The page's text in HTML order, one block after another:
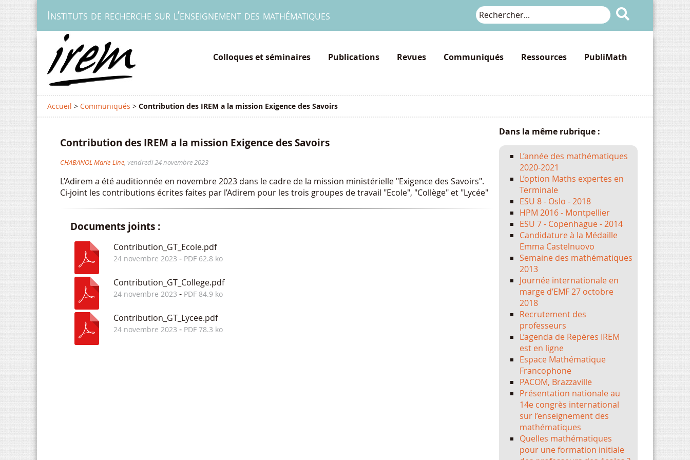
Instituts de recherche sur l’enseignement des mathématiques 
Colloques et séminaires Publications Revues Communiqués Ressources PubliMath
Accueil > Communiqués > Contribution des IREM a la mission Exigence des Savoirs
Contribution des IREM a la mission Exigence des Savoirs
CHABANOL Marie-Line, vendredi 24 novembre 2023
L’Adirem a été auditionnée en novembre 2023 dans le cadre de la mission ministérielle "Exigence des Savoirs".
Ci-joint les contributions écrites faites par l’Adirem pour les trois groupes de travail "Ecole", "Collège" et "Lycée"
Documents joints :
Contribution_GT_Ecole.pdf
24 novembre 2023 - PDF 62.8 ko
Contribution_GT_College.pdf
24 novembre 2023 - PDF 84.9 ko
Contribution_GT_Lycee.pdf
24 novembre 2023 - PDF 78.3 ko
Dans la même rubrique :
L’année des mathématiques
2020-2021
L’option Maths expertes en
Terminale
ESU 8 - Oslo - 2018
HPM 2016 - Montpellier
ESU 7 - Copenhague - 2014
Candidature à la Médaille
Emma Castelnuovo
Semaine des mathématiques
2013
Journée internationale en
marge d’EMF 27 octobre
2018
Recrutement des
professeurs
L’agenda de Repères IREM
est en ligne
Espace Mathématique
Francophone
PACOM, Brazzaville
Présentation nationale au
14e congrès international
sur l’enseignement des
mathématiques
Quelles mathématiques
pour une formation initiale